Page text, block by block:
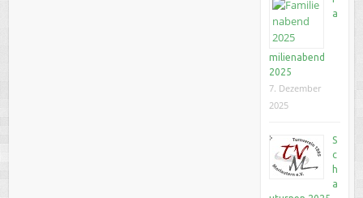
a
milienabend
2025
7. Dezember
2025
S
c
h
a